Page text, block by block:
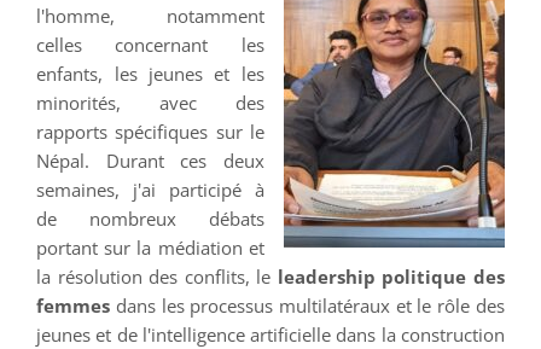
l'homme, notamment
celles concernant les
enfants, les jeunes et les
minorités, avec des
rapports spécifiques sur le
Népal. Durant ces deux
semaines, j'ai participé à
de nombreux débats
portant sur la médiation et
la résolution des conflits, le leadership politique des
femmes dans les processus multilatéraux et le rôle des
jeunes et de l'intelligence artificielle dans la construction